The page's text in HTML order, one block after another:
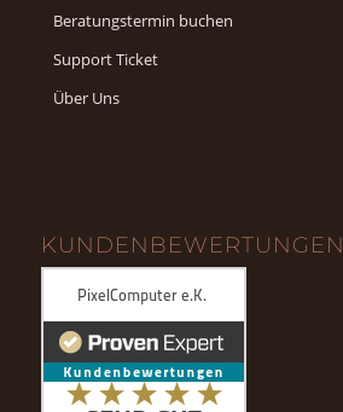
Beratungstermin buchen
Support Ticket
Über Uns
KUNDENBEWERTUNGEN